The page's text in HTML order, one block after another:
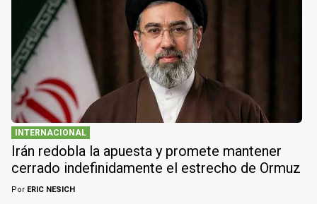
INTERNACIONAL
Irán redobla la apuesta y promete mantener
cerrado indefinidamente el estrecho de Ormuz
Por ERIC NESICH